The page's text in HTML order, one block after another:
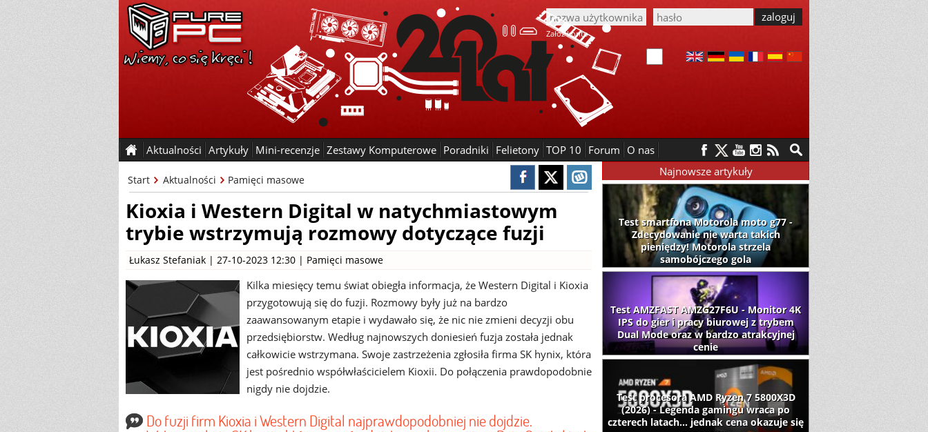
Załóż konto
Aktualności Artykuły Mini-recenzje Zestawy Komputerowe Poradniki Felietony TOP 10 Forum O nas
Start Aktualności Pamięci masowe
Kioxia i Western Digital w natychmiastowym
trybie wstrzymują rozmowy dotyczące fuzji
Łukasz Stefaniak | 27-10-2023 12:30 | Pamięci masowe
Kilka miesięcy temu świat obiegła informacja, że Western Digital i Kioxia
przygotowują się do fuzji. Rozmowy były już na bardzo
zaawansowanym etapie i wydawało się, że nic nie zmieni decyzji obu
przedsiębiorstw. Według najnowszych doniesień fuzja została jednak
całkowicie wstrzymana. Swoje zastrzeżenia zgłosiła firma SK hynix, która
jest pośrednio współwłaścicielem Kioxii. Do połączenia prawdopodobnie
nigdy nie dojdzie.
Do fuzji firm Kioxia i Western Digital najprawdopodobniej nie dojdzie.
Najnowsze artykuły
Test smartfona Motorola moto g77 -
Zdecydowanie nie warta takich
pieniędzy! Motorola strzela
samobójczego gola
Test AMZFAST AMZG27F6U - Monitor 4K
IPS do gier i pracy biurowej z trybem
Dual Mode oraz w bardzo atrakcyjnej
cenie
Test procesora AMD Ryzen 7 5800X3D
(2026) - Legenda gamingu wraca po
czterech latach... jednak cena okazuje się